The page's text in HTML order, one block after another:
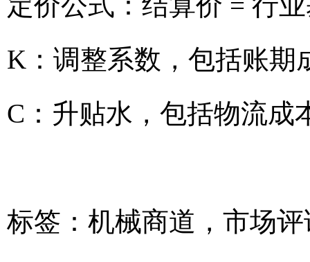
K：调整系数，包括账期
C：升贴水，包括物流成
标签： 机械商道 ， 市场评